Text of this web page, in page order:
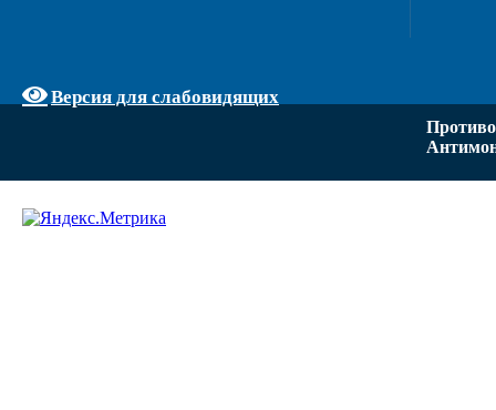
Версия для слабовидящих